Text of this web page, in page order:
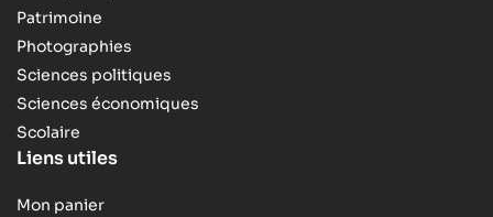
Patrimoine
Photographies
Sciences politiques
Sciences économiques
Scolaire
Liens utiles
Mon panier